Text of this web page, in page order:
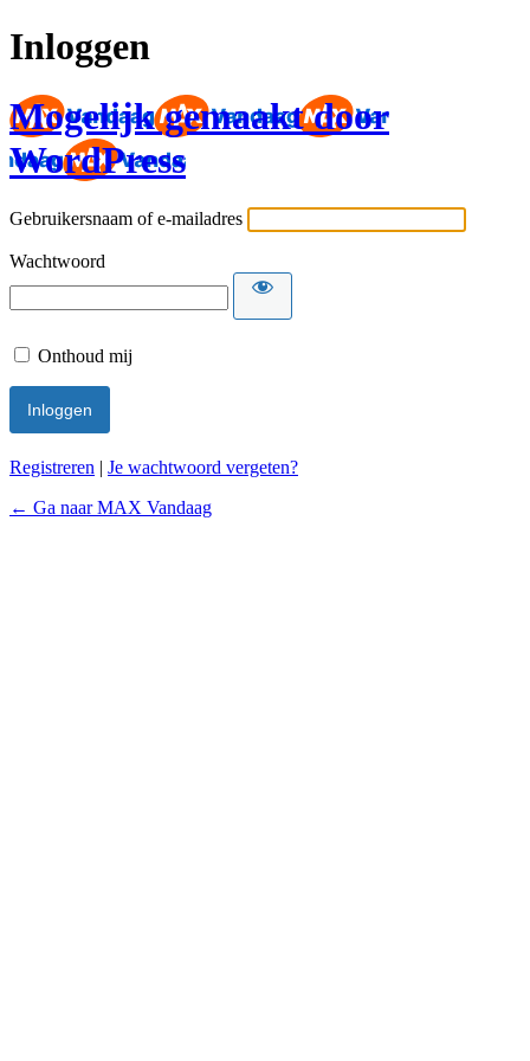
Inloggen
Mogelijk gemaakt door
WordPress
Gebruikersnaam of e-mailadres
Wachtwoord
Onthoud mij
Registreren | Je wachtwoord vergeten?
← Ga naar MAX Vandaag